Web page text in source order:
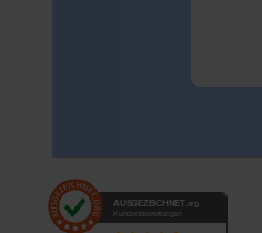
AUSGEZEICHNET .org
Kundenbewertungen